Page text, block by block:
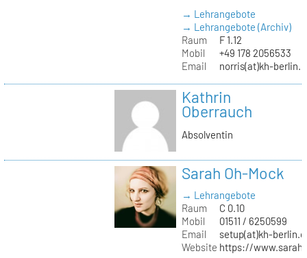
→ Lehrangebote
→ Lehrangebote (Archiv)
Raum
F 1.12
Mobil
+49 178 2056533
Email
norris(at)kh-
Kathrin
Oberrauch
Absolventin
Sarah Oh-Mock
→ Lehrangebote
Raum
C 0.10
Mobil
01511 / 6250599
Email
setup(at)kh-
Website https://